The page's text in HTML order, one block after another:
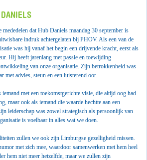
dat Hub Daniels maandag 30 september is
indruk achtergelaten bij PHOV. Als een van de
was hij vanaf het begin een drijvende kracht, eerst als
Hij heeft jarenlang met passie en toewijding
van onze organisatie. Zijn betrokkenheid was
met advies, steun en een luisterend oor.
met een toekomstgerichte visie, die altijd oog had
maar ook als iemand die waarde hechtte aan een
leiderschap was zowel strategisch als persoonlijk van
is voelbaar in alles wat we doen.
zullen we ook zijn Limburgse gezelligheid missen.
met zich mee, waardoor samenwerken met hem heel
hem niet meer hetzelfde, maar we zullen zijn